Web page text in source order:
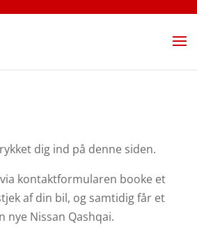
dig ind på denne siden.
kontaktformularen booke et
af din bil, og samtidig får et
nye Nissan Qashqai.